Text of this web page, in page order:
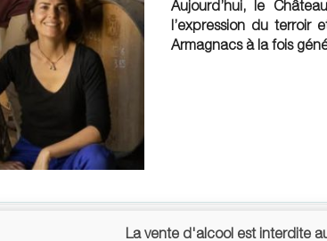
Aujourd’hui, le
l’expression du terroir
Armagnacs à la fois
La vente d'alcool est interdite